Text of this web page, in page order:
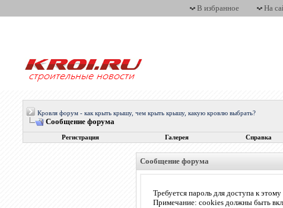
В избранное На
Кровля форум - как крыть крышу, чем крыть крышу, какую кровлю выбрать?
Сообщение форума
Регистрация Галерея Справка
Сообщение форума
Требуется пароль для доступа к
Примечание: cookies должны быть